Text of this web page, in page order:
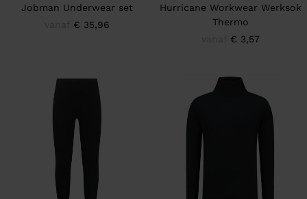
Jobman Underwear set
€ 35,96
Hurricane Workwear Werksok
Thermo
€ 3,57